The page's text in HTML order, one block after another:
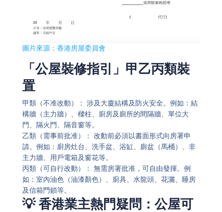
圖片來源：香港房屋委員會
「公屋裝修指引」甲乙丙類裝
置
甲類（不准改動）： 涉及大廈結構及防火安全。例如：結
構牆（主力牆）、樑柱、廚房及廁所的間隔牆、單位大
門、隔火門、隔音窗等。
乙類（需事前批准）： 改動前必須以書面形式向房署申
請。例如：廚房灶台、洗手盆、浴缸、廁盆（馬桶）、非
主力牆、用戶電箱及窗花等。
丙類（可自行改動）： 無需房署批准，可自由發揮。例
如：室內油色（油漆顏色）、廚具、水龍頭、花灑、睡房
及信箱門鎖等。
💡 香港業主熱門疑問：公屋可